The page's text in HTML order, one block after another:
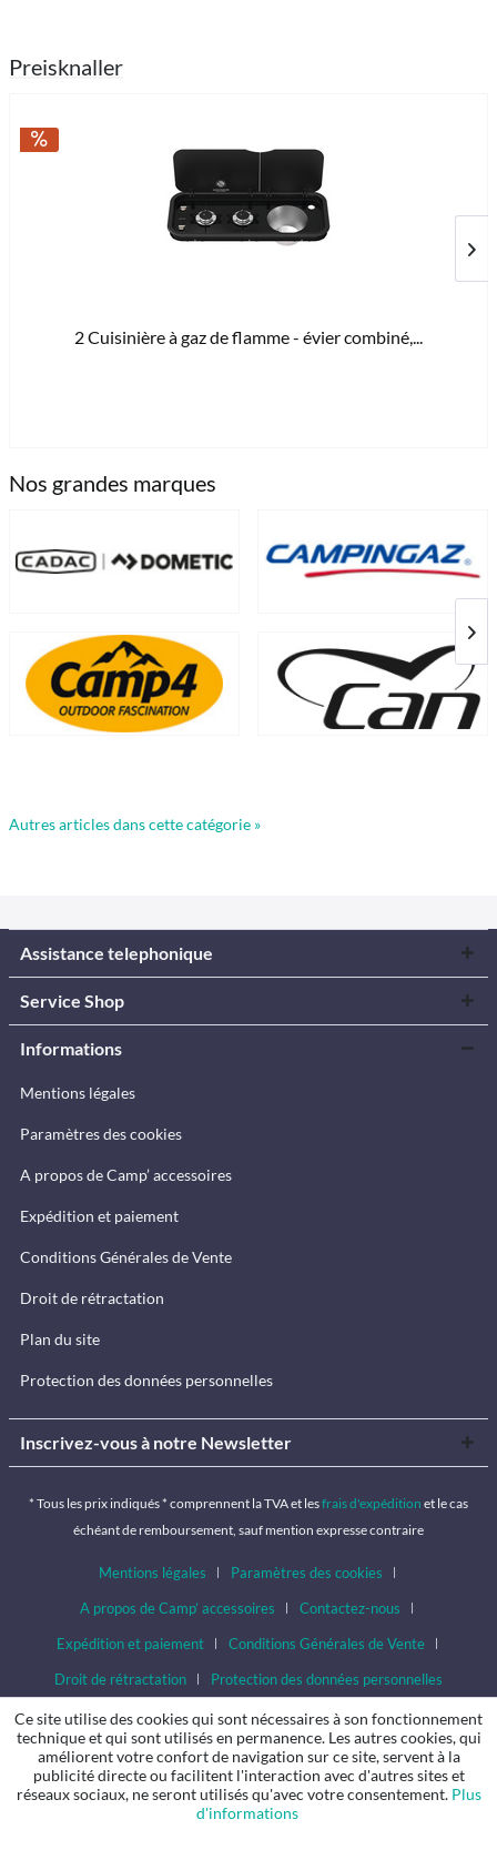
Preisknaller
2 Cuisinière à gaz de flamme - évier combiné,...
Nos grandes marques
Autres articles dans cette catégorie »
Assistance telephonique
Service Shop
Informations
Mentions légales
Paramètres des cookies
A propos de Camp’ accessoires
Expédition et paiement
Conditions Générales de Vente
Droit de rétractation
Plan du site
Protection des données personnelles
Inscrivez-vous à notre Newsletter
* Tous les prix indiqués * comprennent la TVA et lesfrais d'expédition et le cas
échéant de remboursement, sauf mention expresse contraire
Mentions légales
Paramètres des cookies
A propos de Camp’ accessoires
Contactez-nous
Expédition et paiement
Conditions Générales de Vente
Droit de rétractation
Protection des données personnelles
Ce site utilise des cookies qui sont nécessaires à son fonctionnement
technique et qui sont utilisés en permanence. Les autres cookies, qui
améliorent votre confort de navigation sur ce site, servent à la
publicité directe ou facilitent l'interaction avec d'autres sites et
réseaux sociaux, ne seront utilisés qu'avec votre consentement. Plus
d'informations